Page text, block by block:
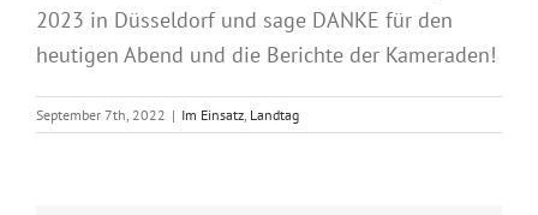
2023 in Düsseldorf und sage DANKE für den
heutigen Abend und die Berichte der Kameraden!
September 7th, 2022 | Im Einsatz Landtag